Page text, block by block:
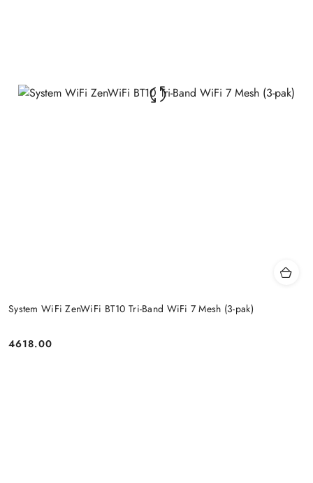
System WiFi ZenWiFi BT10 Tri-Band WiFi 7 Mesh (3-pak)
Price:
4618.00